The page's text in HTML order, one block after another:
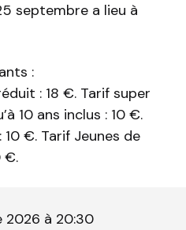
septembre a lieu à
:
: 18 €. Tarif super
10 ans inclus : 10 €.
10 €. Tarif Jeunes de
€.
2026 à 20:30